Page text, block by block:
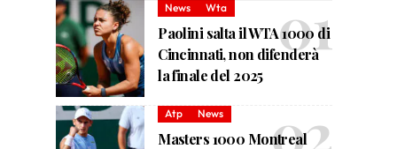
News Wta
Paolini salta il WTA 1000 di
Cincinnati, non difenderà
la finale del 2025
Atp News
Masters 1000 Montreal